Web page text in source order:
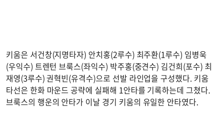
키움은 서건창(지명타자) 안치홍(2루수) 최주환(1루수) 임병욱
(우익수) 트렌턴 브룩스(좌익수) 박주홍(중견수) 김건희(포수) 최
재영(3루수) 권혁빈(유격수)으로 선발 라인업을 구성했다. 키움
타선은 한화 마운드 공략에 실패해 1안타를 기록하는데 그쳤다.
브룩스의 행운의 안타가 이날 경기 키움의 유일한 안타였다.